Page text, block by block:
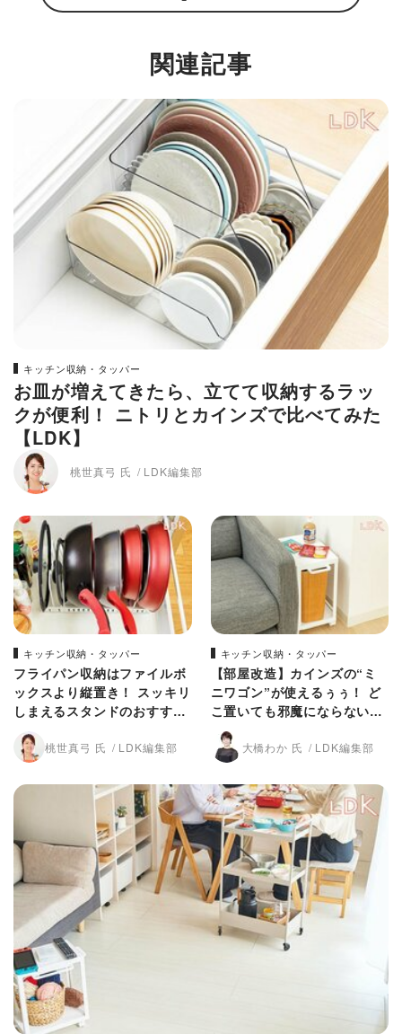
関連記事
キッチン収納・タッパー
お皿が増えてきたら、立てて収納するラッ
クが便利！ ニトリとカインズで比べてみた
【LDK】
桃世真弓 氏 LDK編集部
キッチン収納・タッパー
フライパン収納はファイルボ
ックスより縦置き！ スッキリ
しまえるスタンドのおすすめ
は？【LDK】
桃世真弓 氏 LDK編集部
キッチン収納・タッパー
【部屋改造】カインズの“ミ
ニワゴン”が使えるぅぅ！ ど
こ置いても邪魔にならない魅
力【LDK】
大橋わか 氏 LDK編集部